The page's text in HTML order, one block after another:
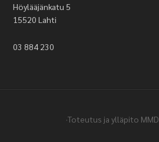
Höylääjänkatu 5
15520 Lahti
03 884 230
·Toteutus ja ylläpito